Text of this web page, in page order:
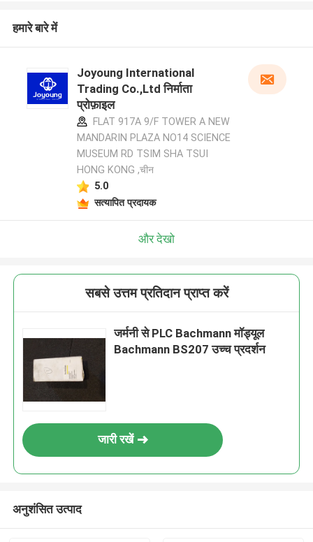
हमारे बारे में
Joyoung International
Trading Co.,Ltd निर्माता
प्रोफ़ाइल
FLAT 917A 9/F TOWER A NEW
MANDARIN PLAZA NO14 SCIENCE
MUSEUM RD TSIM SHA TSUI
HONG KONG ,चीन
5.0
सत्यापित प्रदायक
और देखो
सबसे उत्तम प्रतिदान प्राप्त करें
जर्मनी से PLC Bachmann मॉड्यूल
Bachmann BS207 उच्च प्रदर्शन
जारी रखें
अनुशंसित उत्पाद